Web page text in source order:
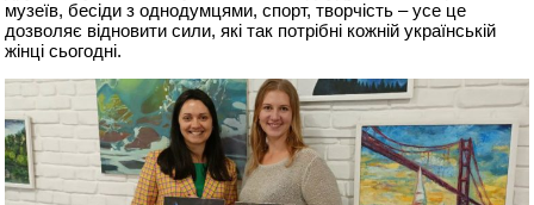
музеїв, бесіди з однодумцями, спорт, творчість – усе це
дозволяє відновити сили, які так потрібні кожній українській
жінці сьогодні.